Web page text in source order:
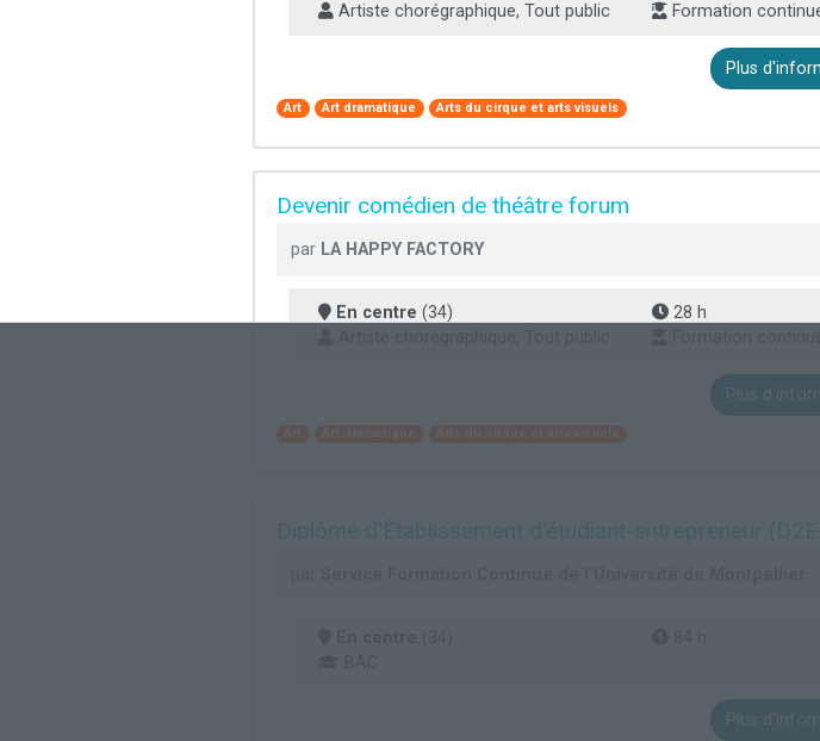
Artiste chorégraphique, Tout public
Formation
Plus
Art Art dramatique Arts du cirque et arts visuels
Devenir comédien de théâtre forum
par LA HAPPY FACTORY
En centre (34) 28 h
Plus
Diplôme d'Établissement d'étudiant-entrepreneur
Plus